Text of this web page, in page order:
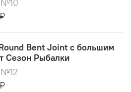
№10
Bent Joint с большим
Сезон Рыбалки